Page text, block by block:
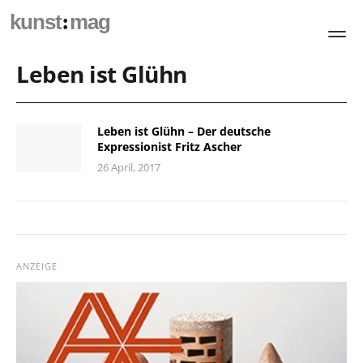
kunst:mag
Leben ist Glühn
Leben ist Glühn – Der deutsche
Expressionist Fritz Ascher
26 April, 2017
ANZEIGE